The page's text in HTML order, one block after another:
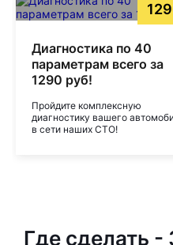
Диагностика по 40
параметрам всего за
1290 руб!
Пройдите комплексную
диагностику вашего
в сети наших СТО!
Где сделать -